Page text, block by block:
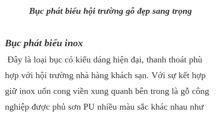
Bục phát biểu hội trường gỗ đẹp sang trọng
Bục phát biểu inox
Đây là loại bục có kiểu dáng hiện đại, thanh thoát phù
hợp với hội trường nhà hàng khách sạn. Với sự kết hợp
giữ inox uốn cong viền xung quanh bên trong là gỗ công
nghiệp được phủ sơn PU nhiều màu sắc khác nhau như